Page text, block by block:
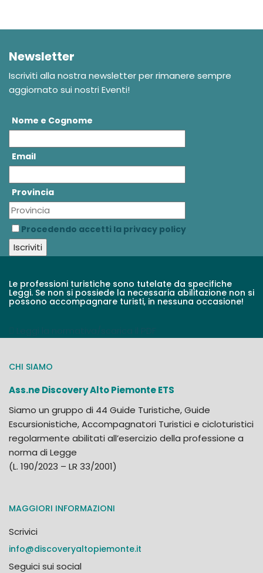
Newsletter
Iscriviti alla nostra newsletter per rimanere sempre
aggiornato sui nostri Eventi!
Nome e Cognome
Email
Provincia
Procedendo accetti la privacy policy
Le professioni turistiche sono tutelate da specifiche
Leggi. Se non si possiede la necessaria abilitazione non si
possono accompagnare turisti, in nessuna occasione!
CHI SIAMO
Ass.ne Discovery Alto Piemonte ETS
Siamo un gruppo di 44 Guide Turistiche, Guide
Escursionistiche, Accompagnatori Turistici e cicloturistici
regolarmente abilitati all’esercizio della professione a
norma di Legge
(L. 190/2023 – LR 33/2001)
MAGGIORI INFORMAZIONI
Scrivici
info@discoveryaltopiemonte.it
Seguici sui social